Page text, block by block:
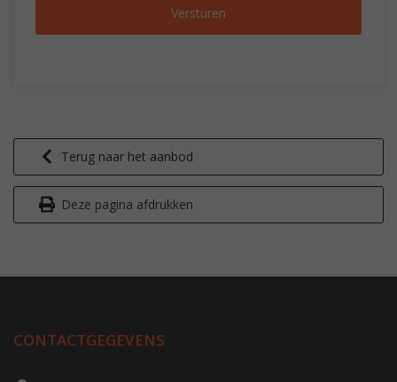
Terug naar het aanbod
Deze pagina afdrukken
CONTACTGEGEVENS